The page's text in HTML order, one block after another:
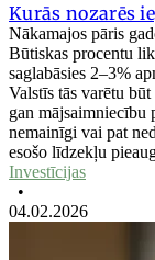
Kurās nozarēs
Nākamajos pāris
Būtiskas procentu
saglabāsies 2–3%
Valstīs tās varētu
gan mājsaimniecību
nemainīgi vai pat
esošo līdzekļu
Investīcijas
•
04.02.2026